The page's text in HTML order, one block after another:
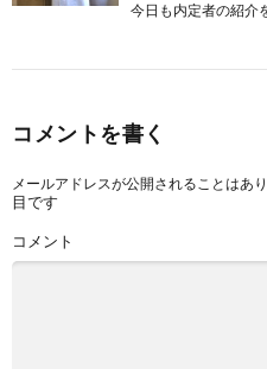
今日も内定者の紹介
コメントを書く
メールアドレスが公開されることはあり
目です
コメント